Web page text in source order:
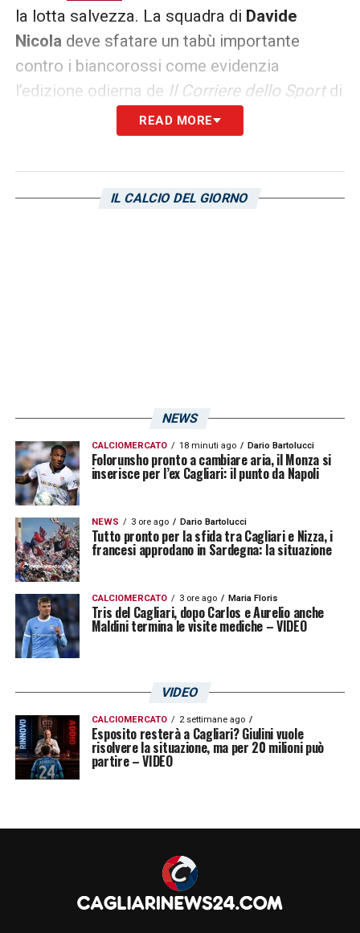
la lotta salvezza. La squadra di Davide
Nicola deve sfatare un tabù importante
contro i biancorossi come evidenzia
l’edizione odierna de Il Corriere dello Sportdi
Bologna, ovvero la difficoltà a segnare.
CorSportinfatti, sono 14 su 29 le
sono impietosi con 28 gol realizzati, 44
READ MORE
IL CALCIO DEL GIORNO
NEWS
CALCIOMERCATO 18 minuti ago Dario Bartolucci
Folorunsho pronto a cambiare aria, il Monza si
inserisce per l’ex Cagliari: il punto da Napoli
NEWS 3 ore ago Dario Bartolucci
Tutto pronto per la sfida tra Cagliari e Nizza, i
francesi approdano in Sardegna: la situazione
CALCIOMERCATO 3 ore ago Maria Floris
Tris del Cagliari, dopo Carlos e Aurelio anche
Maldini termina le visite mediche – VIDEO
VIDEO
CALCIOMERCATO 2 settimane ago
Esposito resterà a Cagliari? Giulini vuole
risolvere la situazione, ma per 20 milioni può
partire – VIDEO